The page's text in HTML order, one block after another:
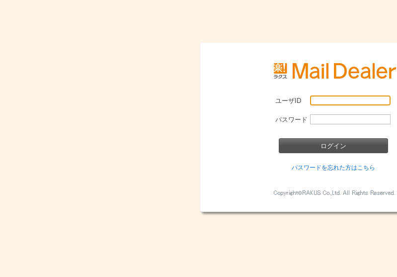
ユーザID
パスワード
パスワードを忘れた方はこちら